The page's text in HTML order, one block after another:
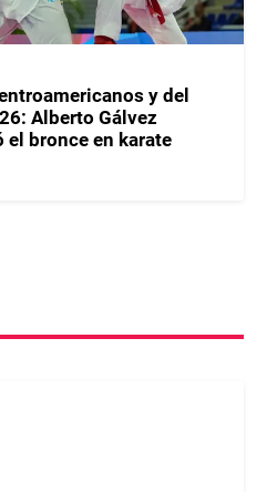
y del
Alberto Gálvez
el bronce en karate